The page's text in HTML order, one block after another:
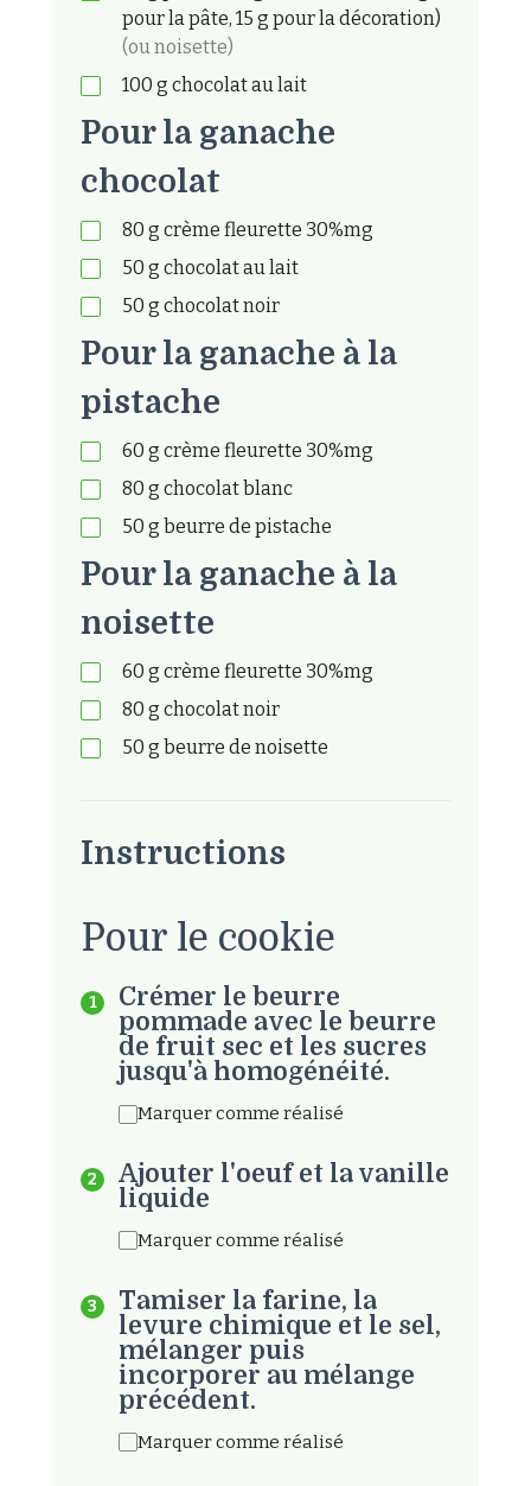
pour la pâte, 15 g pour la décoration)
(ou noisette)
100 g chocolat au lait
Pour la ganache
chocolat
80 g crème fleurette 30%mg
50 g chocolat au lait
50 g chocolat noir
Pour la ganache à la
pistache
60 g crème fleurette 30%mg
80 g chocolat blanc
50 g beurre de pistache
Pour la ganache à la
noisette
60 g crème fleurette 30%mg
80 g chocolat noir
50 g beurre de noisette
Instructions
Pour le cookie
Crémer le beurre
pommade avec le beurre
de fruit sec et les sucres
jusqu'à homogénéité.
Marquer comme réalisé
Ajouter l'oeuf et la vanille
liquide
Marquer comme réalisé
Tamiser la farine, la
levure chimique et le sel,
mélanger puis
incorporer au mélange
précédent.
Marquer comme réalisé